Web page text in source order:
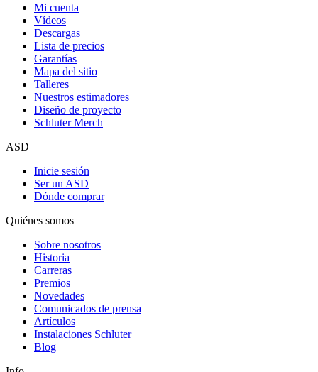
Mi cuenta
Vídeos
Descargas
Lista de precios
Garantías
Mapa del sitio
Talleres
Nuestros estimadores
Diseño de proyecto
Schluter Merch
ASD
Inicie sesión
Ser un ASD
Dónde comprar
Quiénes somos
Sobre nosotros
Historia
Carreras
Premios
Novedades
Comunicados de prensa
Artículos
Instalaciones Schluter
Blog